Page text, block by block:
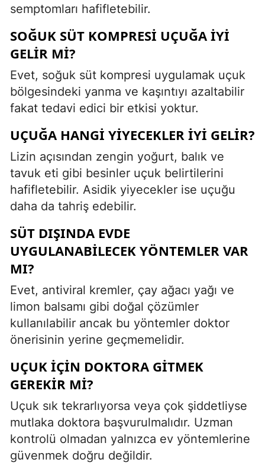
semptomları hafifletebilir.
SOĞUK SÜT KOMPRESI UÇUĞA IYI
GELIR MI?
Evet, soğuk süt kompresi uygulamak uçuk
bölgesindeki yanma ve kaşıntıyı azaltabilir
fakat tedavi edici bir etkisi yoktur.
UÇUĞA HANGI YIYECEKLER IYI GELIR?
Lizin açısından zengin yoğurt, balık ve
tavuk eti gibi besinler uçuk belirtilerini
hafifletebilir. Asidik yiyecekler ise uçuğu
daha da tahriş edebilir.
SÜT DIŞINDA EVDE
UYGULANABILECEK YÖNTEMLER VAR
MI?
Evet, antiviral kremler, çay ağacı yağı ve
limon balsamı gibi doğal çözümler
kullanılabilir ancak bu yöntemler doktor
önerisinin yerine geçmemelidir.
UÇUK IÇIN DOKTORA GITMEK
GEREKIR MI?
Uçuk sık tekrarlıyorsa veya çok şiddetliyse
mutlaka doktora başvurulmalıdır. Uzman
kontrolü olmadan yalnızca ev yöntemlerine
güvenmek doğru değildir.